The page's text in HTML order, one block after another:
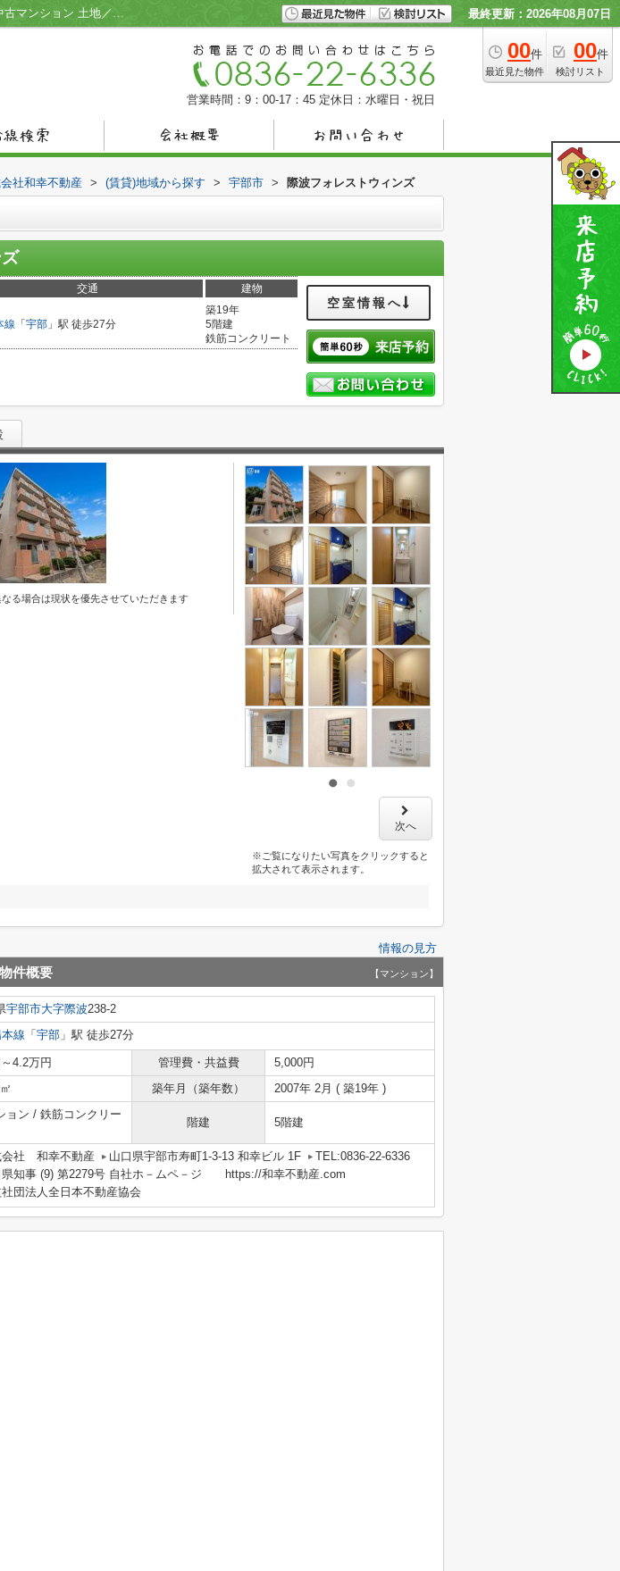
際波フォレストウィンズ／宇部市の不動産情報 賃貸アパ－ト 貸家 中古住宅 中古マンション 土地／株式会社和幸不動産 最終更新：2026年08月07日
00件
最近見た物件
00件
検討リスト
営業時間：9：00-17：45 定休日：水曜日・祝日
社和幸不動産 > (賃貸)地域から探す > 宇部市 > 際波フォレストウィンズ
交通 建物
線 「 宇部 」駅 徒歩27分
築19年
5階建
鉄筋コンクリート
空室情報へ
る場合は現状を優先させていただきます
次へ
※ご覧になりたい写真をクリックすると
拡大されて表示されます。
情報の見方
件概要 【マンション】
宇部市大字際波238-2
線 「 宇部 」駅 徒歩27分
4.2万円 管理費・共益費
5,000円
築年月（築年数） 2007年 2月 ( 築19年 )
ョン / 鉄筋コンクリー
階建 5階建
会社 和幸不動産 山口県宇部市寿町1-3-13 和幸ビル 1F
TEL:0836-22-6336
県知事 (9) 第2279号 自社ホ－ムペ－ジ https://和幸不動産.com
団法人全日本不動産協会